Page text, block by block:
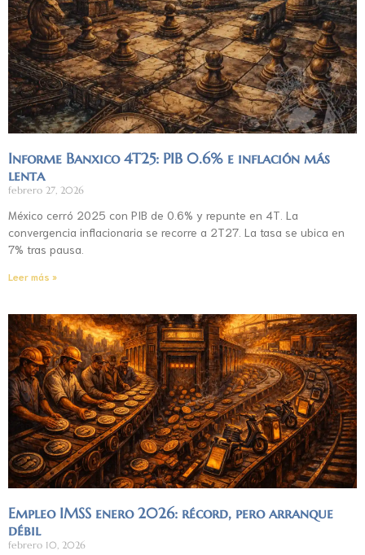
Informe Banxico 4T25: PIB 0.6% e inflación más
lenta
febrero 27, 2026
México cerró 2025 con PIB de 0.6% y repunte en 4T. La
convergencia inflacionaria se recorre a 2T27. La tasa se ubica en
7% tras pausa.
Leer más »
Empleo IMSS enero 2026: récord, pero arranque
débil
febrero 10, 2026